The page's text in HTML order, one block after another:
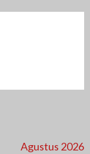
Agustus 2026